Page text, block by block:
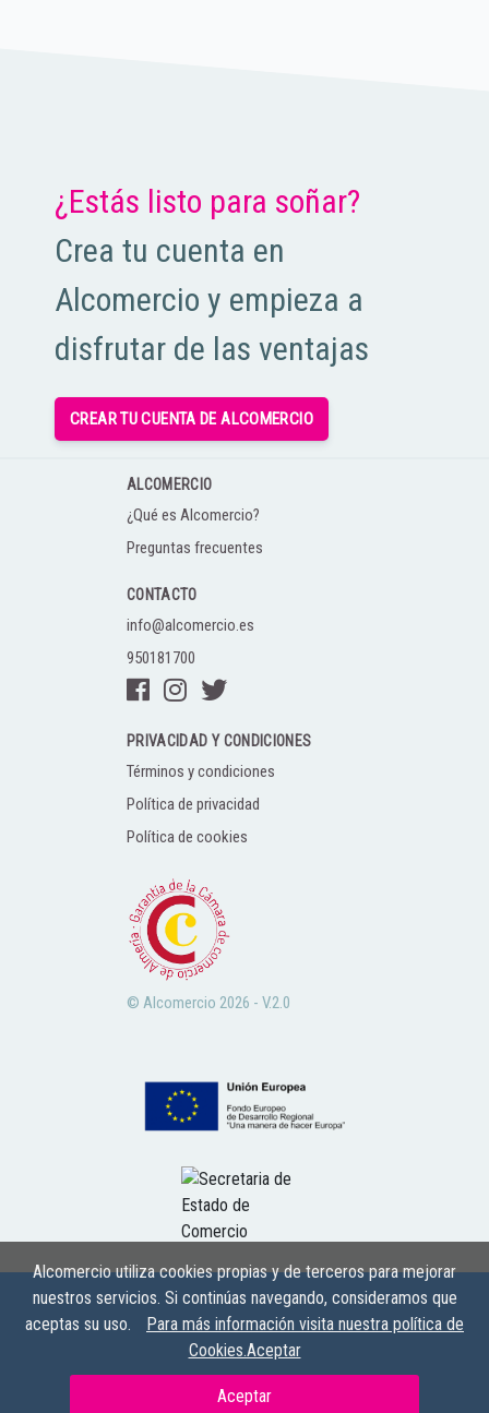
¿Estás listo para soñar?
Crea tu cuenta en
Alcomercio y empieza a
disfrutar de las ventajas
CREAR TU CUENTA DE ALCOMERCIO
© Alcomercio 2026 - V.2.0
ALCOMERCIO
¿Qué es Alcomercio?
Preguntas frecuentes
CONTACTO
info@alcomercio.es
950181700
PRIVACIDAD Y CONDICIONES
Términos y condiciones
Política de privacidad
Política de cookies
Alcomercio utiliza cookies propias y de terceros para mejorar
nuestros servicios. Si continúas navegando, consideramos que
aceptas su uso.
Para más información visita nuestra política de
Cookies.Aceptar
Aceptar